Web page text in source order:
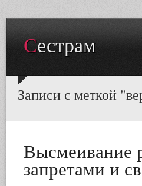
Сестрам
Записи с меткой
Высмеивание
запретами и